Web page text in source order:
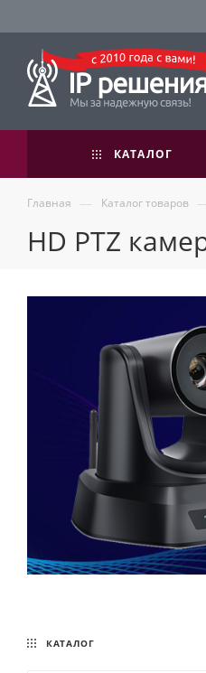
КАТАЛОГ
Главная — Каталог товаров
HD PTZ
КАТАЛОГ